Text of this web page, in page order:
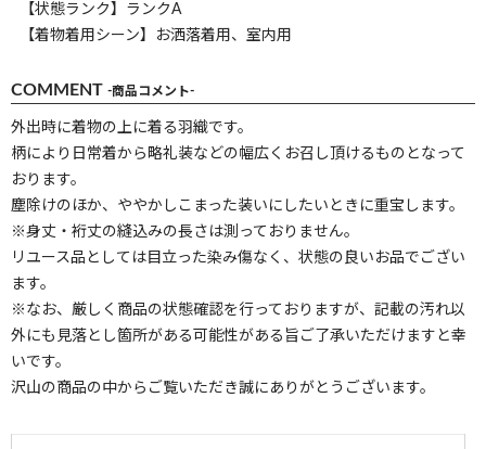
【状態ランク】ランクA
【着物着用シーン】お洒落着用、室内用
COMMENT -商品コメント-
外出時に着物の上に着る羽織です。
柄により日常着から略礼装などの幅広くお召し頂けるものとなって
おります。
塵除けのほか、ややかしこまった装いにしたいときに重宝します。
※身丈・裄丈の縫込みの長さは測っておりません。
リユース品としては目立った染み傷なく、状態の良いお品でござい
ます。
※なお、厳しく商品の状態確認を行っておりますが、記載の汚れ以
外にも見落とし箇所がある可能性がある旨ご了承いただけますと幸
いです。
沢山の商品の中からご覧いただき誠にありがとうございます。